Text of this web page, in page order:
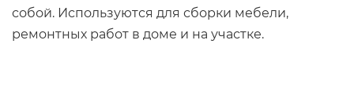
собой. Используются для сборки мебели,
ремонтных работ в доме и на участке.